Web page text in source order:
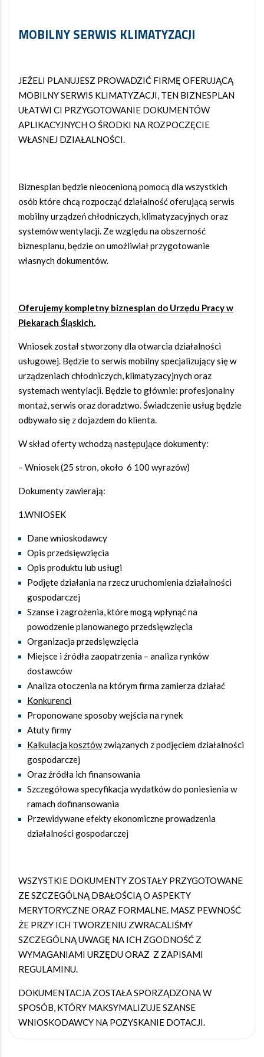
MOBILNY SERWIS KLIMATYZACJI
JEŻELI PLANUJESZ PROWADZIĆ FIRMĘ OFERUJĄCĄ
MOBILNY SERWIS KLIMATYZACJI, TEN BIZNESPLAN
UŁATWI CI PRZYGOTOWANIE DOKUMENTÓW
APLIKACYJNYCH O ŚRODKI NA ROZPOCZĘCIE
WŁASNEJ DZIAŁALNOŚCI.
Biznesplan będzie nieocenioną pomocą dla wszystkich
osób które chcą rozpocząć działalność oferującą serwis
mobilny urządzeń chłodniczych, klimatyzacyjnych oraz
systemów wentylacji. Ze względu na obszerność
biznesplanu, będzie on umożliwiał przygotowanie
własnych dokumentów.
Oferujemy kompletny biznesplan do Urzędu Pracy w
Piekarach Śląskich.
Wniosek został stworzony dla otwarcia działalności
usługowej. Będzie to serwis mobilny specjalizujący się w
urządzeniach chłodniczych, klimatyzacyjnych oraz
systemach wentylacji. Będzie to głównie: profesjonalny
montaż, serwis oraz doradztwo. Świadczenie usług będzie
odbywało się z dojazdem do klienta.
W skład oferty wchodzą następujące dokumenty:
– Wniosek (25 stron, około 6 100 wyrazów)
Dokumenty zawierają:
1.WNIOSEK
Dane wnioskodawcy
Opis przedsięwzięcia
Opis produktu lub usługi
Podjęte działania na rzecz uruchomienia działalności
gospodarczej
Szanse i zagrożenia, które mogą wpłynąć na
powodzenie planowanego przedsięwzięcia
Organizacja przedsięwzięcia
Miejsce i źródła zaopatrzenia – analiza rynków
dostawców
Analiza otoczenia na którym firma zamierza działać
Konkurenci
Proponowane sposoby wejścia na rynek
Atuty firmy
Kalkulacja kosztówzwiązanych z podjęciem działalności
gospodarczej
Oraz źródła ich finansowania
Szczegółowa specyfikacja wydatków do poniesienia w
ramach dofinansowania
Przewidywane efekty ekonomiczne prowadzenia
działalności gospodarczej
WSZYSTKIE DOKUMENTY ZOSTAŁY PRZYGOTOWANE
ZE SZCZEGÓLNĄ DBAŁOŚCIĄ O ASPEKTY
MERYTORYCZNE ORAZ FORMALNE. MASZ PEWNOŚĆ
ŻE PRZY ICH TWORZENIU ZWRACALIŚMY
SZCZEGÓLNĄ UWAGĘ NA ICH ZGODNOŚĆ Z
WYMAGANIAMI URZĘDU ORAZ Z ZAPISAMI
REGULAMINU.
DOKUMENTACJA ZOSTAŁA SPORZĄDZONA W
SPOSÓB, KTÓRY MAKSYMALIZUJE SZANSE
WNIOSKODAWCY NA POZYSKANIE DOTACJI.